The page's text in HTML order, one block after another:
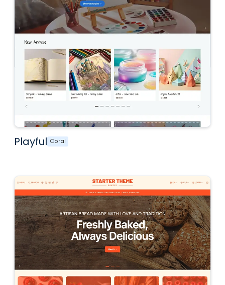
Playful Coral